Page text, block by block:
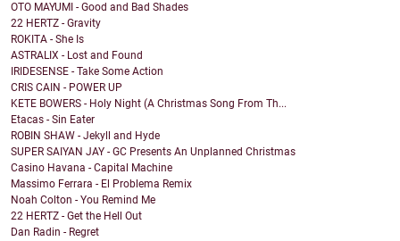
OTO MAYUMI - Good and Bad Shades
22 HERTZ - Gravity
ROKITA - She Is
ASTRALIX - Lost and Found
IRIDESENSE - Take Some Action
CRIS CAIN - POWER UP
KETE BOWERS - Holy Night (A Christmas Song From Th...
Etacas - Sin Eater
ROBIN SHAW - Jekyll and Hyde
SUPER SAIYAN JAY - GC Presents An Unplanned Christmas
Casino Havana - Capital Machine
Massimo Ferrara - El Problema Remix
Noah Colton - You Remind Me
22 HERTZ - Get the Hell Out
Dan Radin - Regret